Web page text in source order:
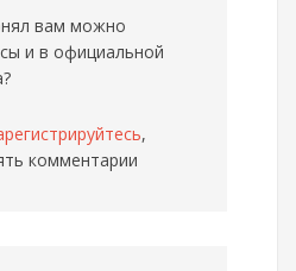
вам можно
и в официальной
,
комментарии